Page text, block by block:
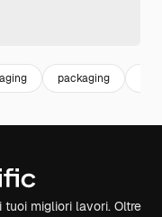
packaging
migliori lavori. Oltre